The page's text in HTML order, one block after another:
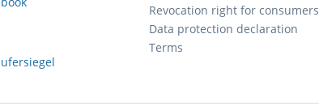
Revocation right for consumers
Data protection declaration
Terms